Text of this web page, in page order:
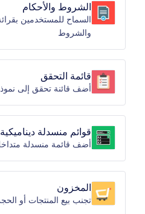
الشروط والأحكام
السماح للمستخدمين
والشروط
قائمة التحقق
أضف قائنة تحقق إلى
قوائم منسدلة ديناميكية
أضف قائمة منسدلة
المخزون
تجنب بيع المنتجات أو